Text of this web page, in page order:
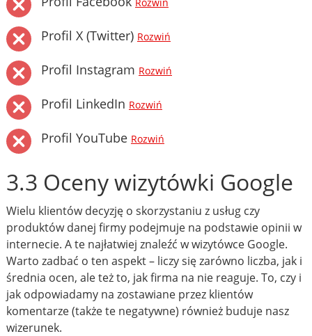
Rozwiń
Profil X (Twitter) Rozwiń
Profil Instagram Rozwiń
Profil LinkedIn Rozwiń
Profil YouTube Rozwiń
3.3 Oceny wizytówki Google
Wielu klientów decyzję o skorzystaniu z usług czy
produktów danej firmy podejmuje na podstawie opinii w
internecie. A te najłatwiej znaleźć w wizytówce Google.
Warto zadbać o ten aspekt – liczy się zarówno liczba, jak i
średnia ocen, ale też to, jak firma na nie reaguje. To, czy i
jak odpowiadamy na zostawiane przez klientów
komentarze (także te negatywne) również buduje nasz
wizerunek.